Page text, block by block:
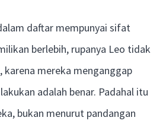
daftar mempunyai sifat
berlebih, rupanya Leo tidak
karena mereka menganggap
adalah benar. Padahal itu
bukan menurut pandangan